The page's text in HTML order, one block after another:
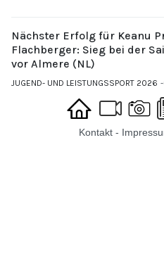
Nächster Erfolg für Keanu
Flachberger: Sieg bei der
vor Almere (NL)
JUGEND- UND LEISTUNGSSPORT 2026
Kontakt -